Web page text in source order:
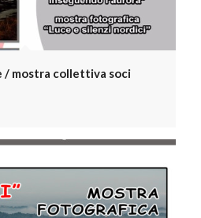
/ mostra collettiva soci